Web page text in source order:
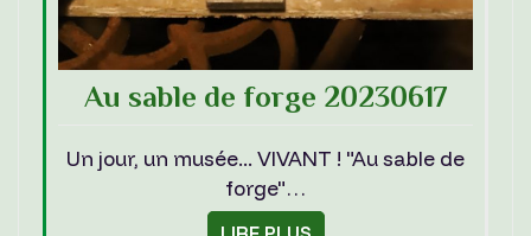
Au sable de forge 20230617
Un jour, un musée... VIVANT ! "Au sable de
forge"…